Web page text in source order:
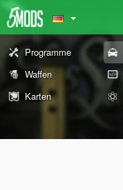
Programme
Waffen
Karten